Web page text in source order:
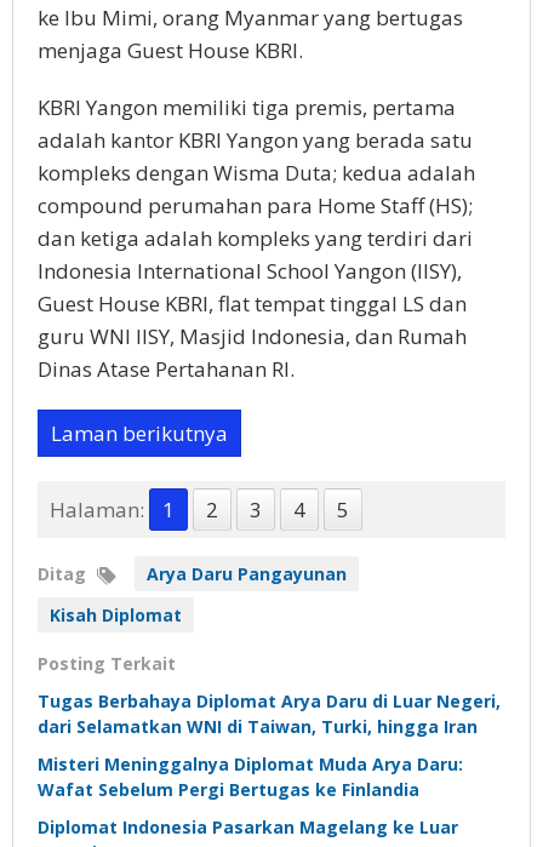
ke Ibu Mimi, orang Myanmar yang bertugas
menjaga Guest House KBRI.
KBRI Yangon memiliki tiga premis, pertama
adalah kantor KBRI Yangon yang berada satu
kompleks dengan Wisma Duta; kedua adalah
compound perumahan para Home Staff (HS);
dan ketiga adalah kompleks yang terdiri dari
Indonesia International School Yangon (IISY),
Guest House KBRI, flat tempat tinggal LS dan
guru WNI IISY, Masjid Indonesia, dan Rumah
Dinas Atase Pertahanan RI.
Laman berikutnya
Halaman: 1 2 3 4 5
Ditag
Arya Daru Pangayunan
Kisah Diplomat
Posting Terkait
Tugas Berbahaya Diplomat Arya Daru di Luar Negeri,
dari Selamatkan WNI di Taiwan, Turki, hingga Iran
Misteri Meninggalnya Diplomat Muda Arya Daru:
Wafat Sebelum Pergi Bertugas ke Finlandia
Diplomat Indonesia Pasarkan Magelang ke Luar